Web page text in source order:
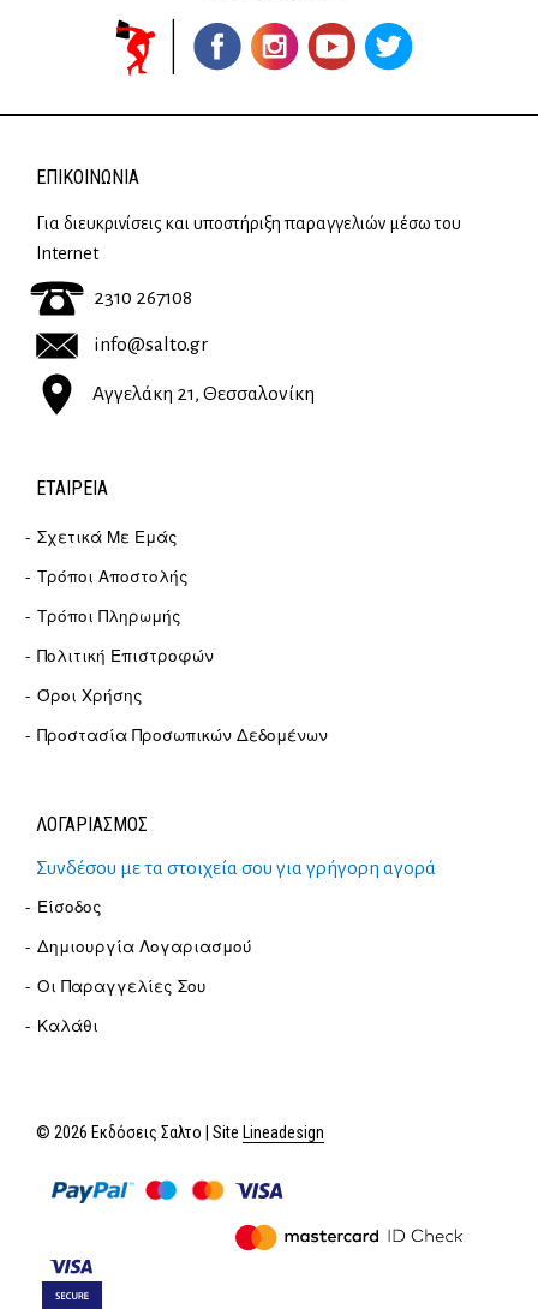
ΕΠΙΚΟΙΝΩΝΊΑ
Για διευκρινίσεις και υποστήριξη παραγγελιών μέσω του
Internet
2310 267108
info@salto.gr
Αγγελάκη 21, Θεσσαλονίκη
ΕΤΑΙΡΕΊΑ
Σχετικά Με Εμάς
Τρόποι Αποστολής
Τρόποι Πληρωμής
Πολιτική Επιστροφών
Όροι Χρήσης
Προστασία Προσωπικών Δεδομένων
ΛΟΓΑΡΙΑΣΜΟΣ
Συνδέσου με τα στοιχεία σου για γρήγορη αγορά
Είσοδος
Δημιουργία Λογαριασμού
Οι Παραγγελίες Σου
Καλάθι
© 2026 Εκδόσεις Σαλτο | Site Lineadesign